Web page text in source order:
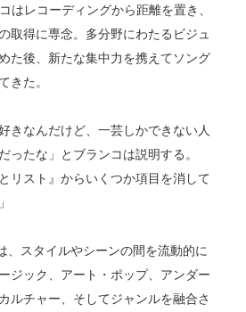
はレコーディングから距離を置き、
取得に専念。多分野にわたるビジュ
た後、新たな集中力を携えてソング
きた。
きなんだけど、一芸しかできない人
ったな」とブランコは説明する。
リスト』からいくつか項目を消して
、スタイルやシーンの間を流動的に
ジック、アート・ポップ、アンダー
ルチャー、そしてジャンルを融合さ